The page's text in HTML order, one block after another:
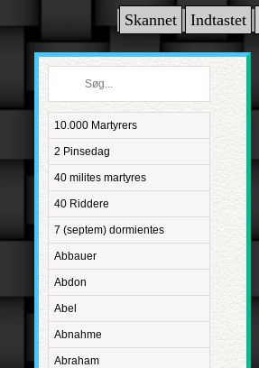
Skannet Indtastet
10.000 Martyrers
2 Pinsedag
40 milites martyres
40 Riddere
7 (septem) dormientes
Abbauer
Abdon
Abel
Abnahme
Abraham